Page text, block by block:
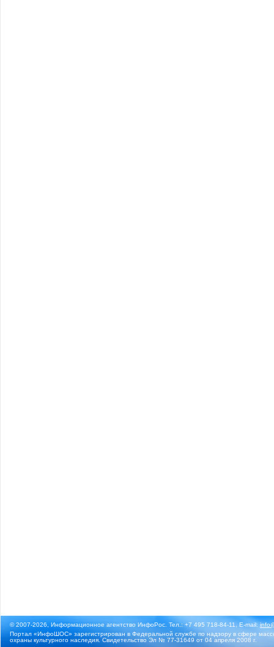
© 2007-2026, Информационное агентство ИнфоРос. Тел.: +7 495 718-84-11, E-mail:
Портал «ИнфоШОС» зарегистрирован в Федеральной службе по надзору в сфере
охраны культурного наследия. Свидетельство Эл № 77-31649 от 04 апреля 2008 г.